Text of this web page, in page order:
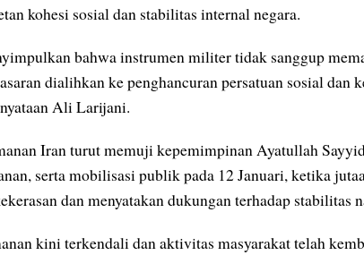
kohesi sosial dan stabilitas internal negara.
bahwa instrumen militer tidak sanggup
dialihkan ke penghancuran persatuan sosial dan
Ali Larijani.
Iran turut memuji kepemimpinan Ayatullah
serta mobilisasi publik pada 12 Januari, ketika
dan menyatakan dukungan terhadap stabilitas
kini terkendali dan aktivitas masyarakat telah